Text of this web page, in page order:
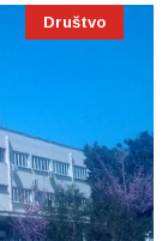
Društvo